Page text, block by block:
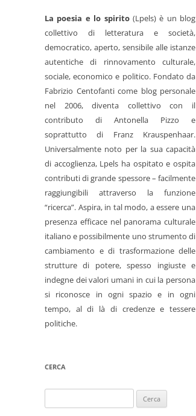
La poesia e lo spirito(Lpels) è un blog
collettivo di letteratura e società,
democratico, aperto, sensibile alle istanze
autentiche di rinnovamento culturale,
sociale, economico e politico. Fondato da
Fabrizio Centofanti come blog personale
nel 2006, diventa collettivo con il
contributo di Antonella Pizzo e
soprattutto di Franz Krauspenhaar.
Universalmente noto per la sua capacità
di accoglienza, Lpels ha ospitato e ospita
contributi di grande spessore – facilmente
raggiungibili attraverso la funzione
“ricerca”. Aspira, in tal modo, a essere una
presenza efficace nel panorama culturale
italiano e possibilmente uno strumento di
cambiamento e di trasformazione delle
strutture di potere, spesso ingiuste e
indegne dei valori umani in cui la persona
si riconosce in ogni spazio e in ogni
tempo, al di là di credenze e tessere
politiche.
CERCA
per: